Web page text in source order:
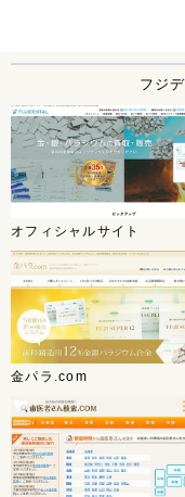
フジ
オフィシャルサイト
金パラ.com